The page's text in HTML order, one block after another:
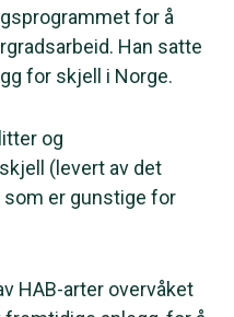
for å
Han satte
for skjell i Norge.
og
(levert av det
er gunstige for
HAB-arter overvåket